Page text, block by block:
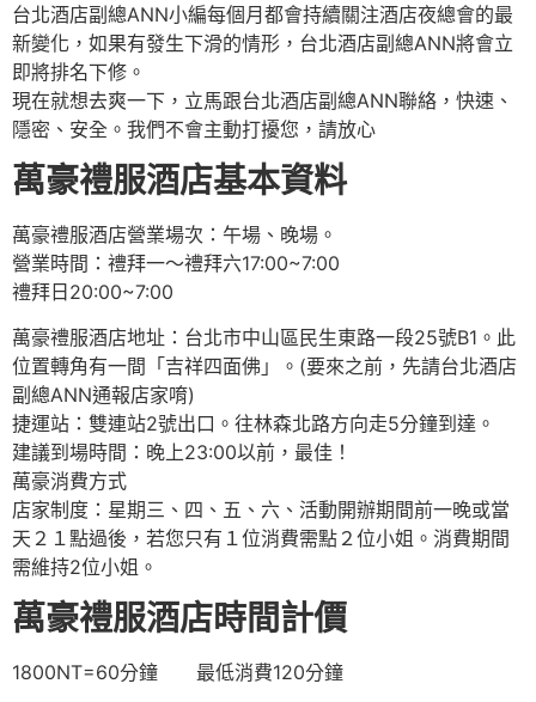
台北酒店副總ANN小編每個月都會持續關注酒店夜總會的最
新變化，如果有發生下滑的情形，台北酒店副總ANN將會立
即將排名下修。
現在就想去爽一下，立馬跟台北酒店副總ANN聯絡，快速、
隱密、安全。我們不會主動打擾您，請放心
萬豪禮服酒店基本資料
萬豪禮服酒店營業場次：午場、晚場。
營業時間：禮拜一～禮拜六17:00~7:00
禮拜日20:00~7:00
萬豪禮服酒店地址：台北市中山區民生東路一段25號B1。此
位置轉角有一間「吉祥四面佛」。(要來之前，先請台北酒店
副總ANN通報店家唷)
捷運站：雙連站2號出口。往林森北路方向走5分鐘到達。
建議到場時間：晚上23:00以前，最佳！
萬豪消費方式
店家制度：星期三、四、五、六、活動開辦期間前一晚或當
天２１點過後，若您只有１位消費需點２位小姐。消費期間
需維持2位小姐。
萬豪禮服酒店時間計價
1800NT=60分鐘 最低消費120分鐘